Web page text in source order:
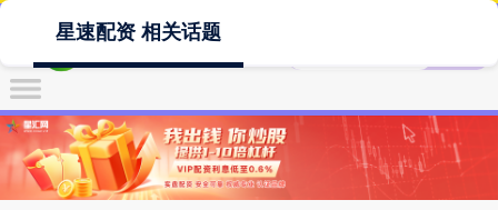
星速配资 相关话题